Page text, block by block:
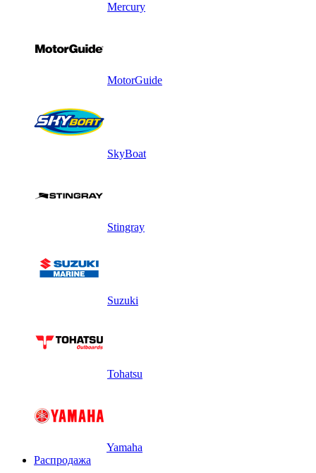
Mercury
MotorGuide
SkyBoat
Stingray
Suzuki
Tohatsu
Yamaha
Распродажа